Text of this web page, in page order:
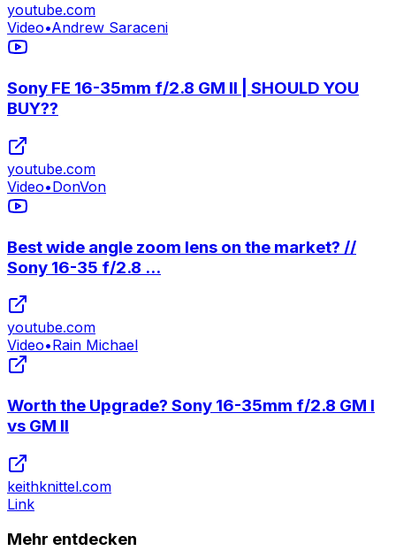
youtube.com
Video•Andrew Saraceni
Sony FE 16-35mm f/2.8 GM II | SHOULD YOU
BUY??
youtube.com
Video•DonVon
Best wide angle zoom lens on the market? //
Sony 16-35 f/2.8 ...
youtube.com
Video•Rain Michael
Worth the Upgrade? Sony 16-35mm f/2.8 GM I
vs GM II
keithknittel.com
Link
Mehr entdecken